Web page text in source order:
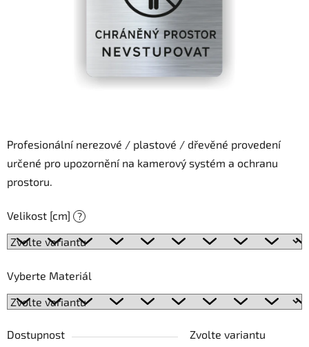
Profesionální nerezové / plastové / dřevěné provedení
určené pro upozornění na kamerový systém a ochranu
prostoru.
Velikost [cm] ?
Vyberte Materiál
Dostupnost
Zvolte variantu